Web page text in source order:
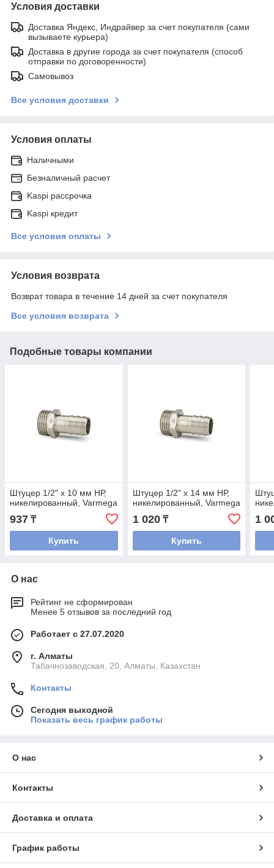
Условия доставки
Доставка Яндекс, Индрайвер за счет покупателя (сами
вызываете курьера)
Доставка в другие города за счет покупателя (способ
отправки по договоренности)
Самовывоз
Все условия доставки
Условия оплаты
Наличными
Безналичный расчет
Kaspi рассрочка
Kaspi кредит
Все условия оплаты
Условия возврата
Возврат товара в течение 14 дней за счет покупателя
Все условия возврата
Подобные товары компании
Штуцер 1/2" x 10 мм НР,
никелированный, Varmega
937 ₸
Купить
Штуцер 1/2" x 14 мм НР,
никелированный, Varmega
1 020₸
Купить
1
О нас
Рейтинг не сформирован
Менее 5 отзывов за последний год
Работает с 27.07.2020
г. Алматы
Табачнозаводская, 20, Алматы, Казахстан
Контакты
Сегодня выходной
Показать весь график работы
О нас
Контакты
Доставка и оплата
График работы